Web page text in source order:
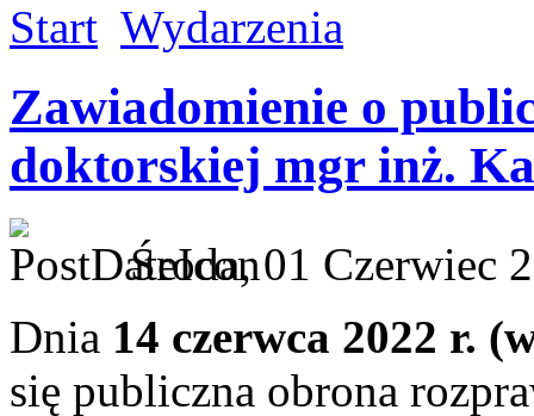
Start Wydarzenia
Zawiadomienie o
doktorskiej mgr inż.
Środa, 01 Czerwiec
Dnia 14 czerwca 2022 r.
się publiczna obrona